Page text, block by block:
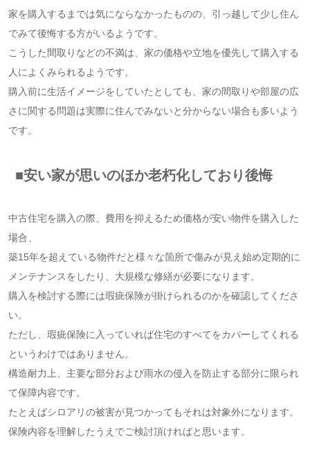
家を購入するまでは気にならなかったものの、引っ越して少し住ん
でみて後悔する方がいるようです。
こうした間取りなどの不満は、家の価格や立地を優先して購入する
人によくみられるようです。
購入前に生活イメージをしていたとしても、家の間取りや部屋の広
さに関する問題は実際に住んでみないと分からない場合も多いよう
です。
■安い家が思いのほか老朽化しており後悔
中古住宅を購入の際、費用を抑えるため価格が安い物件を購入した
場合、
築15年を超えている物件だと様々な箇所で傷みが見え始め定期的に
メンテナンスをしたり、大規模な修繕が必要になります。
購入を検討する際には瑕疵保険が掛けられるのかを確認してくださ
い。
ただし、瑕疵保険に入っていれば住宅のすべてをカバーしてくれる
というわけではありません。
構造耐力上、主要な部分および雨水の侵入を防止する部分に限られ
て保障内容です。
たとえばシロアリの被害が見つかってもそれは対象外になります。
保険内容を理解したうえでご検討頂ければと思います。